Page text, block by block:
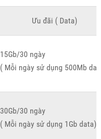
Ưu đãi ( Data)
15Gb/30 ngày
( Mỗi ngày sử dụng 500Mb
30Gb/30 ngày
( Mỗi ngày sử dụng 1Gb data)